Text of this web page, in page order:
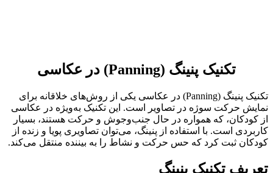
تکنیک پنینگ (Panning) در عکاسی
تکنیک پنینگ (Panning) در عکاسی یکی از روش‌های خلاقانه برای
نمایش حرکت سوژه در تصاویر است. این تکنیک به‌ویژه در عکاسی
از کودکان، که همواره در حال جنب‌وجوش و حرکت هستند، بسیار
کاربردی است. با استفاده از پنینگ، می‌توان تصاویری پویا و زنده از
کودکان ثبت کرد که حس حرکت و نشاط را به بیننده منتقل می‌کند.
تعریف تکنیک پنینگ